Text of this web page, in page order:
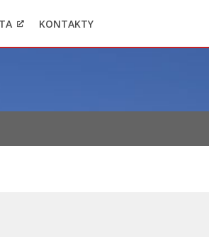
majetkových pomerov
LevočaKONTAKTY